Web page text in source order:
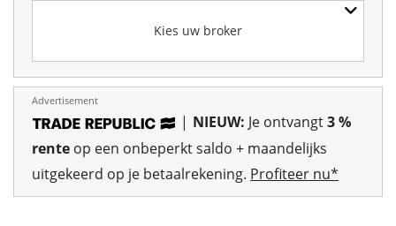
Kies uw broker
Advertisement
| NIEUW: Je ontvangt3 %
rente op een onbeperkt saldo + maandelijks
uitgekeerd op je betaalrekening. Profiteer nu*